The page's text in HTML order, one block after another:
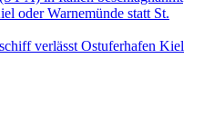
oder Warnemünde statt St.
verlässt Ostuferhafen Kiel